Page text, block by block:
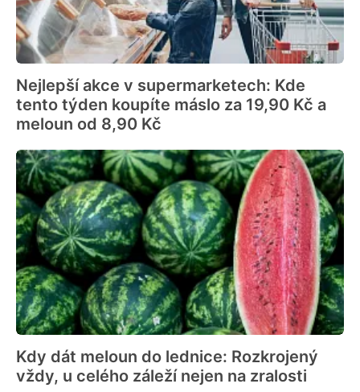
Nejlepší akce v supermarketech: Kde
tento týden koupíte máslo za 19,90 Kč a
meloun od 8,90 Kč
Kdy dát meloun do lednice: Rozkrojený
vždy, u celého záleží nejen na zralosti